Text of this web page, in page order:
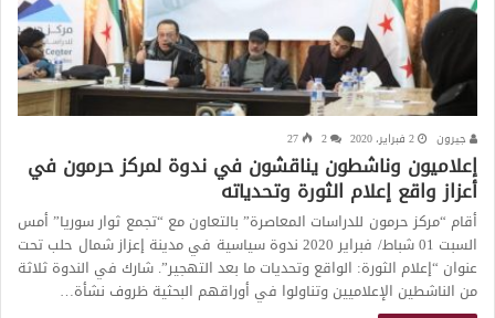
جيرون 2 فبراير، 2020 27
إعلاميون وناشطون يناقشون في ندوة لمركز حرمون في
أعزاز واقع إعلام الثورة وتحدياته
أقام “مركز حرمون للدراسات المعاصرة” بالتعاون مع “تجمع ثوار سوريا” أمس
السبت 01 شباط/ فبراير 2020 ندوة سياسية في مدينة إعزاز شمال حلب تحت
عنوان “إعلام الثورة: الواقع وتحديات ما بعد التهجير”. شارك في الندوة ثلاثة
من الناشطين الإعلاميين وتناولوا في أوراقهم البحثية ظروف نشأة…